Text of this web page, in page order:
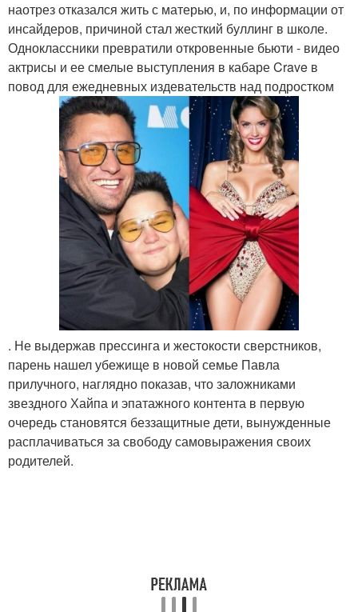
наотрез отказался жить с матерью, и, по информации от
инсайдеров, причиной стал жесткий буллинг в школе.
Одноклассники превратили откровенные бьюти - видео
актрисы и ее смелые выступления в кабаре Crave в
повод для ежедневных издевательств над подростком
. Не выдержав прессинга и жестокости сверстников,
парень нашел убежище в новой семье Павла
прилучного, наглядно показав, что заложниками
звездного Хайпа и эпатажного контента в первую
очередь становятся беззащитные дети, вынужденные
расплачиваться за свободу самовыражения своих
родителей.